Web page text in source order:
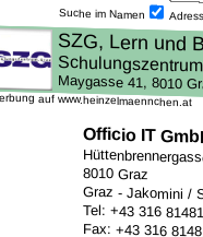
Suche im Namen
auf www.heinzelmaennchen.at
Officio IT
8010 Graz
Graz - Jakomini /
Tel: +43 316
Fax: +43 316